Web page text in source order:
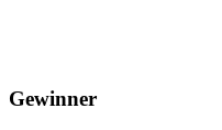
Gewinner